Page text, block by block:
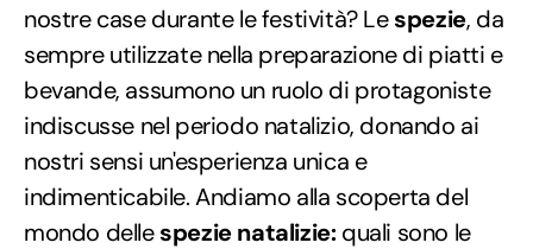
nostre case durante le festività? Lespezie, da
sempre utilizzate nella preparazione di piatti e
bevande, assumono un ruolo di protagoniste
indiscusse nel periodo natalizio, donando ai
nostri sensi un'esperienza unica e
indimenticabile. Andiamo alla scoperta del
mondo dellespezie natalizie:quali sono le